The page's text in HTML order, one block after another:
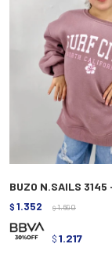
BUZO N.SAILS 3145
$ 1.352 $ 1.690
$ 1.217